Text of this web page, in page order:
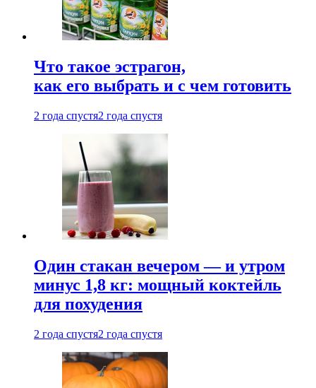
Что такое эстрагон,
как его выбрать и с чем готовить
2 года спустя2 года спустя
Один стакан вечером — и утром
минус 1,8 кг: мощный коктейль
для похудения
2 года спустя2 года спустя